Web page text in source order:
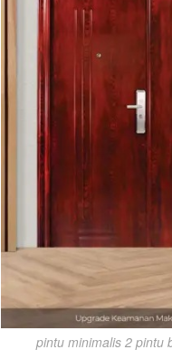
pintu minimalis 2 pintu